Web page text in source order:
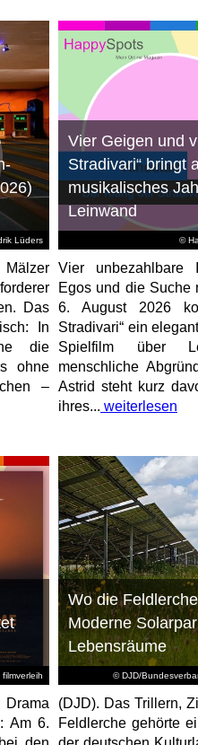
Lüders
Mälzer
Das
In
die
ohne
–
©
Vier Geigen und
Stradivari“ bringt
musikalisches
Leinwand
Vier unbezahlbare
Egos und die Suche
6. August 2026
Stradivari“ ein
Spielfilm über
menschliche
Astrid steht kurz
ihres... weiterlesen
Am 6.
© DJD/
Wo die
Moderne
Lebensräume
(DJD). Das Trillern,
Feldlerche gehörte